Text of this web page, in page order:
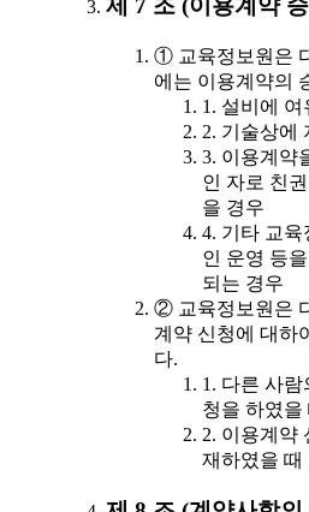
제 7 조 (이용계약
① 교육정보원은
에는 이용계약의
1. 설비에
2. 기술상에
3. 이용계약
인 자로 친
을 경우
4. 기타 교
인 운영 등
되는 경우
② 교육정보원은
계약 신청에 대하
다.
1. 다른 사
청을 하였을
2. 이용계약
재하였을 때